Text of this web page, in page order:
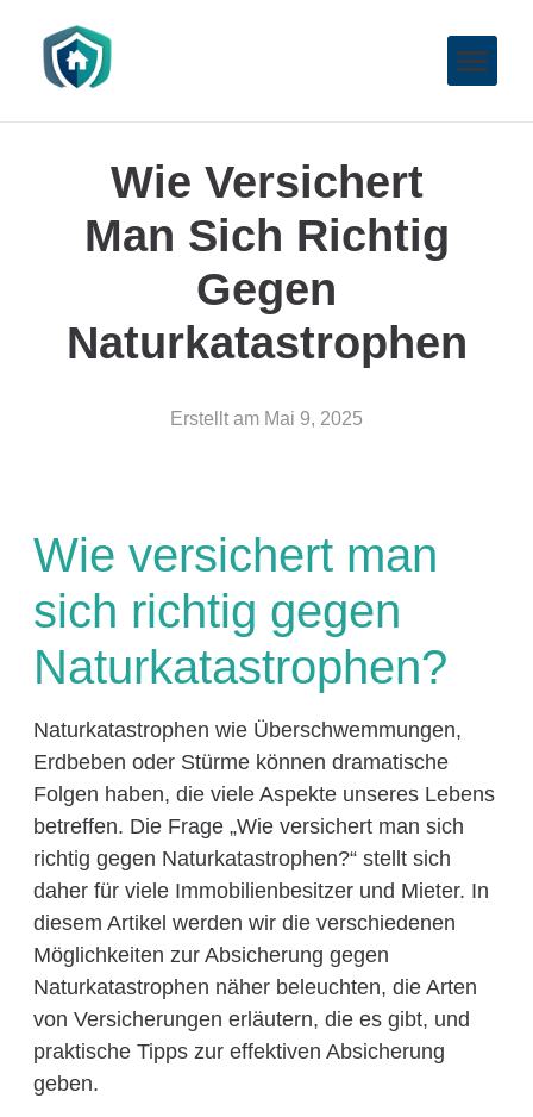
Wie Versichert
Man Sich Richtig
Gegen
Naturkatastrophen
Erstellt am Mai 9, 2025
Wie versichert man
sich richtig gegen
Naturkatastrophen?
Naturkatastrophen wie Überschwemmungen,
Erdbeben oder Stürme können dramatische
Folgen haben, die viele Aspekte unseres Lebens
betreffen. Die Frage „Wie versichert man sich
richtig gegen Naturkatastrophen?“ stellt sich
daher für viele Immobilienbesitzer und Mieter. In
diesem Artikel werden wir die verschiedenen
Möglichkeiten zur Absicherung gegen
Naturkatastrophen näher beleuchten, die Arten
von Versicherungen erläutern, die es gibt, und
praktische Tipps zur effektiven Absicherung
geben.